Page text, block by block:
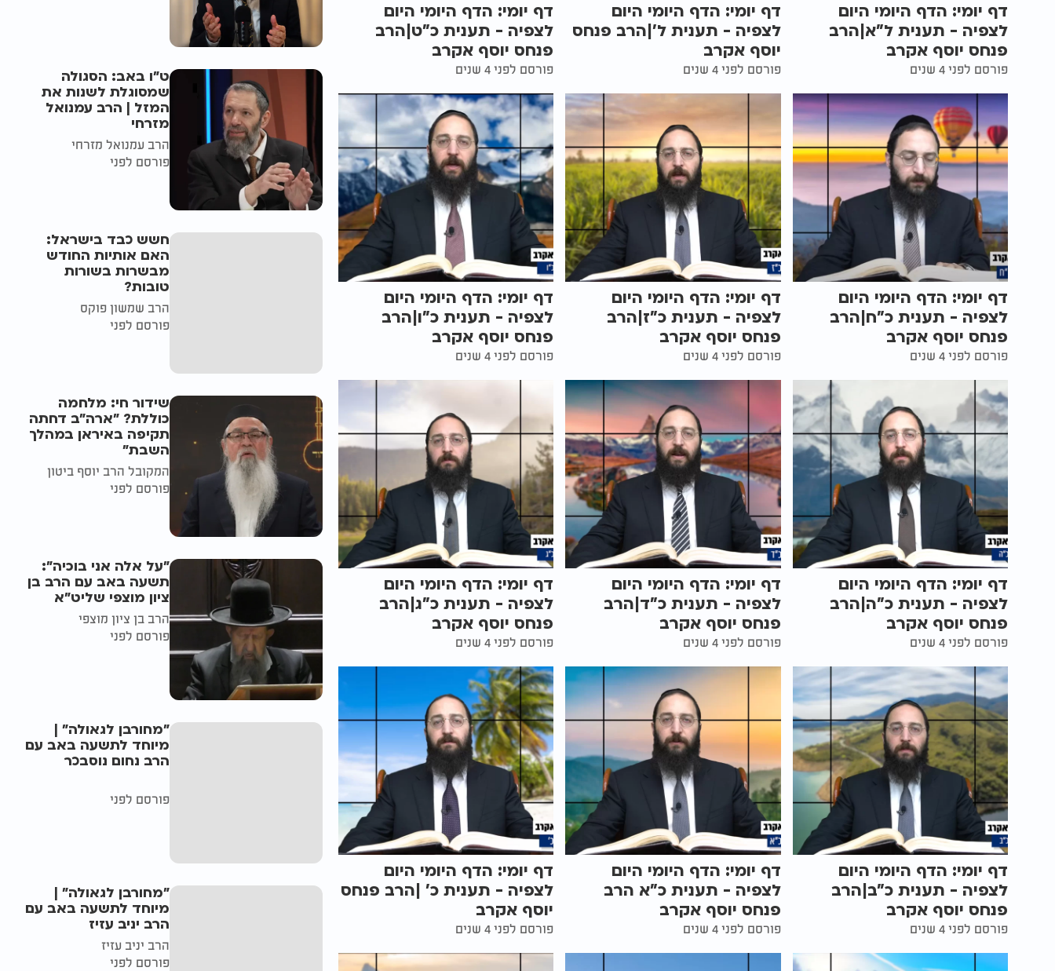
דף יומי: הדף היומי היום
לצפיה - תענית ל"א|הרב
פנחס יוסף אקרב
פורסם לפני 4 שנים
דף יומי: הדף היומי היום
לצפיה - תענית ל'|הרב פנחס
יוסף אקרב
פורסם לפני 4 שנים
דף יומי: הדף היומי היום
לצפיה - תענית כ"ט|הרב
פנחס יוסף אקרב
פורסם לפני 4 שנים
דף יומי: הדף היומי היום
לצפיה - תענית כ"ח|הרב
פנחס יוסף אקרב
פורסם לפני 4 שנים
דף יומי: הדף היומי היום
לצפיה - תענית כ"ז|הרב
פנחס יוסף אקרב
פורסם לפני 4 שנים
דף יומי: הדף היומי היום
לצפיה - תענית כ"ו|הרב
פנחס יוסף אקרב
פורסם לפני 4 שנים
דף יומי: הדף היומי היום
לצפיה - תענית כ"ה|הרב
פנחס יוסף אקרב
פורסם לפני 4 שנים
דף יומי: הדף היומי היום
לצפיה - תענית כ"ד|הרב
פנחס יוסף אקרב
פורסם לפני 4 שנים
דף יומי: הדף היומי היום
לצפיה - תענית כ"ג|הרב
פנחס יוסף אקרב
פורסם לפני 4 שנים
דף יומי: הדף היומי היום
לצפיה - תענית כ"ב|הרב
פנחס יוסף אקרב
פורסם לפני 4 שנים
דף יומי: הדף היומי היום
לצפיה - תענית כ"א הרב
פנחס יוסף אקרב
פורסם לפני 4 שנים
דף יומי: הדף היומי היום
לצפיה - תענית כ' |הרב פנחס
יוסף אקרב
פורסם לפני 4 שנים
ט"ו באב: הסגולה
שמסוגלת לשנות את
המזל | הרב עמנואל
מזרחי
הרב עמנואל מזרחי
פורסם לפני
חשש כבד בישראל:
האם אותיות החודש
מבשרות בשורות
טובות?
הרב שמשון פוקס
פורסם לפני
שידור חי: מלחמה
כוללת? ״ארה"ב דחתה
תקיפה באיראן במהלך
השבת״
המקובל הרב יוסף ביטון
פורסם לפני
"על אלה אני בוכיה":
תשעה באב עם הרב בן
ציון מוצפי שליט"א
הרב בן ציון מוצפי
פורסם לפני
"מחורבן לגאולה" |
מיוחד לתשעה באב עם
הרב נחום נוסבכר
פורסם לפני
"מחורבן לגאולה" |
מיוחד לתשעה באב עם
הרב יניב עזיז
הרב יניב עזיז
פורסם לפני